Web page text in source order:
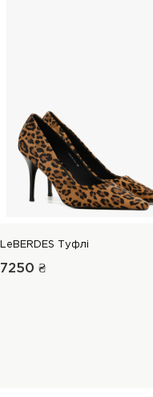
LeBERDES Туфлі
7250 ₴